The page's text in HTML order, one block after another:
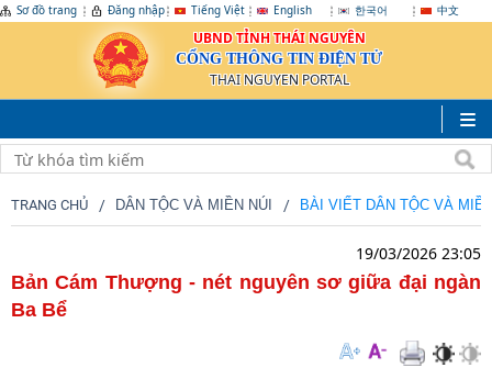
Sơ đồ trang Đăng nhập Tiếng Việt English 한국어 中文
UBND TỈNH THÁI NGUYÊN
CỔNG THÔNG TIN ĐIỆN TỬ
THAI NGUYEN PORTAL
TRANG CHỦ DÂN TỘC VÀ MIỀN NÚI BÀI VIẾT DÂN TỘC VÀ
19/03/2026 23:05
Bản Cám Thượng - nét nguyên sơ giữa đại ngàn
Ba Bể